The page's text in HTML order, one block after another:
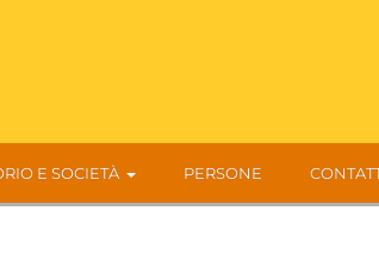
E SOCIETÀ PERSONE